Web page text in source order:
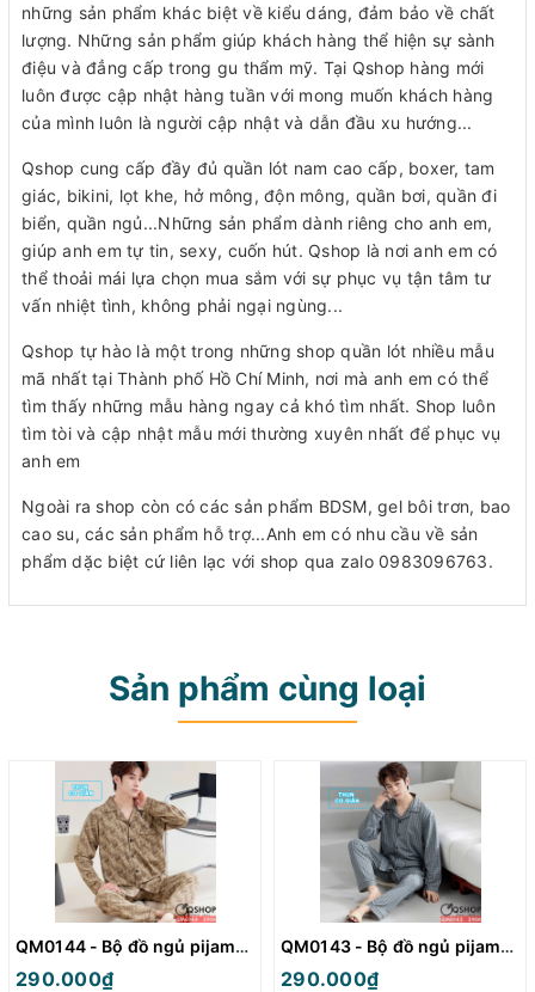
những sản phẩm khác biệt về kiểu dáng, đảm bảo về chất
lượng. Những sản phẩm giúp khách hàng thể hiện sự sành
điệu và đẳng cấp trong gu thẩm mỹ. Tại Qshop hàng mới
luôn được cập nhật hàng tuần với mong muốn khách hàng
của mình luôn là người cập nhật và dẫn đầu xu hướng...
Qshop cung cấp đầy đủ quần lót nam cao cấp, boxer, tam
giác, bikini, lọt khe, hở mông, độn mông, quần bơi, quần đi
biển, quần ngủ...Những sản phẩm dành riêng cho anh em,
giúp anh em tự tin, sexy, cuốn hút. Qshop là nơi anh em có
thể thoải mái lựa chọn mua sắm với sự phục vụ tận tâm tư
vấn nhiệt tình, không phải ngại ngùng...
Qshop tự hào là một trong những shop quần lót nhiều mẫu
mã nhất tại Thành phố Hồ Chí Minh, nơi mà anh em có thể
tìm thấy những mẫu hàng ngay cả khó tìm nhất. Shop luôn
tìm tòi và cập nhật mẫu mới thường xuyên nhất để phục vụ
anh em
Ngoài ra shop còn có các sản phẩm BDSM, gel bôi trơn, bao
cao su, các sản phẩm hỗ trợ...Anh em có nhu cầu về sản
phẩm dặc biệt cứ liên lạc với shop qua zalo 0983096763.
Sản phẩm cùng loại
QM0144 - Bộ đồ ngủ pijama nam thun
290.000₫
QM0143 - Bộ đồ ngủ pijama nam thun
290.000₫